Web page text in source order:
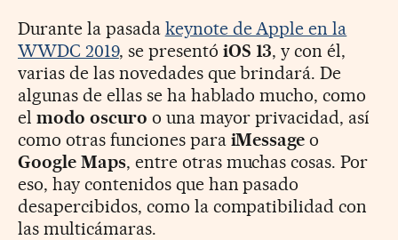
Durante la pasada keynote de Apple en la
WWDC 2019, se presentó iOS 13, y con él,
varias de las novedades que brindará. De
algunas de ellas se ha hablado mucho, como
el modo oscuro o una mayor privacidad, así
como otras funciones para iMessage o
Google Maps, entre otras muchas cosas. Por
eso, hay contenidos que han pasado
desapercibidos, como la compatibilidad con
las multicámaras.